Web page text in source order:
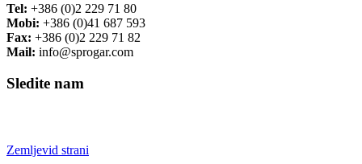
Tel: +386 (0)2 229 71 80
Mobi: +386 (0)41 687 593
Fax: +386 (0)2 229 71 82
Mail: info@sprogar.com
Sledite nam
Zemljevid strani